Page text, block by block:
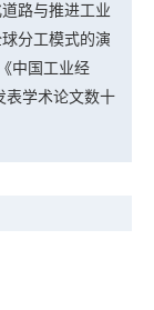
路与推进工业
分工模式的演
中国工业经
表学术论文数十